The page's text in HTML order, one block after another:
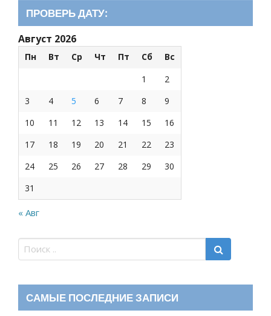
ПРОВЕРЬ ДАТУ:
Август 2026
Пн Вт Ср Чт Пт Сб
Вс
1
2
3
4 5 6 7 8
9
10
11 12 13 14 15
16
17
18 19 20 21 22
23
24
25 26 27 28 29
30
31
« Авг
САМЫЕ ПОСЛЕДНИЕ ЗАПИСИ